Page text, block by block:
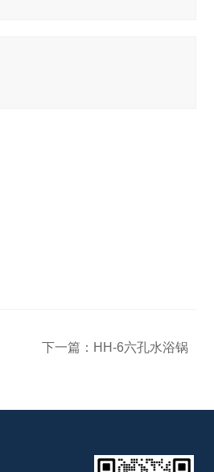
下一篇： HH-6六孔水浴锅